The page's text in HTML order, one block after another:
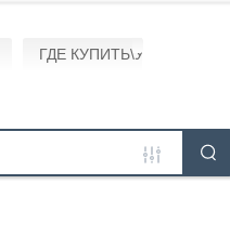
ГДЕ КУПИТЬ\УСТАНОВИТЬ